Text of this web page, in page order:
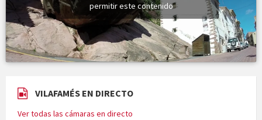
permitir este contenido
VILAFAMÉS EN DIRECTO
Ver todas las cámaras en directo